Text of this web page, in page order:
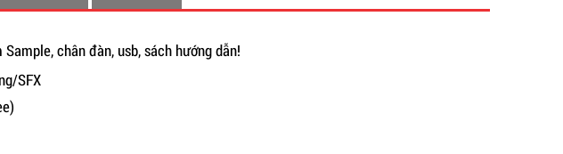
chân đàn, usb, sách hướng dẫn!
SFX